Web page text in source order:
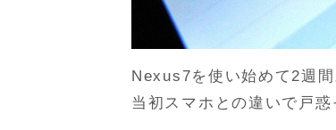
Nexus7を使い始めて2週間
当初スマホとの違いで戸